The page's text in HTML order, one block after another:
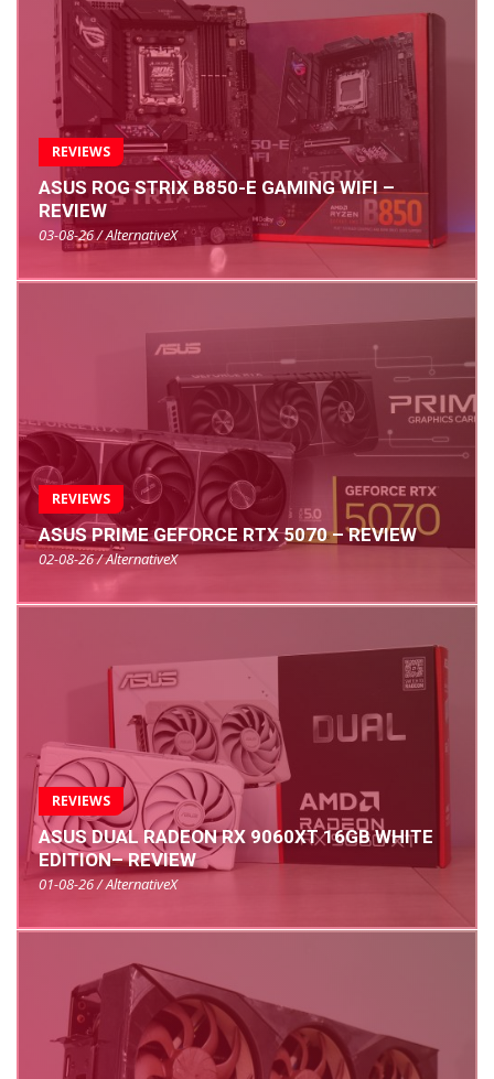
REVIEWS
ASUS ROG STRIX B850-E GAMING WIFI –
REVIEW
03-08-26 / AlternativeX
REVIEWS
ASUS PRIME GEFORCE RTX 5070 – REVIEW
02-08-26 / AlternativeX
REVIEWS
ASUS DUAL RADEON RX 9060XT 16GB WHITE
EDITION– REVIEW
01-08-26 / AlternativeX